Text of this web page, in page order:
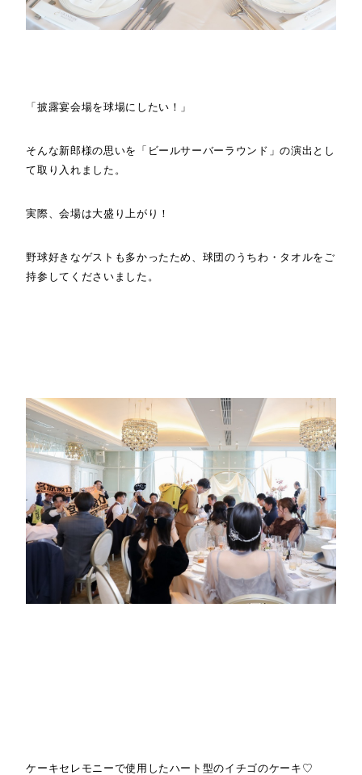
「披露宴会場を球場にしたい！」
そんな新郎様の思いを「ビールサーバーラウンド」の演出とし
て取り入れました。
実際、会場は大盛り上がり！
野球好きなゲストも多かったため、球団のうちわ・タオルをご
持参してくださいました。
ケーキセレモニーで使用したハート型のイチゴのケーキ♡